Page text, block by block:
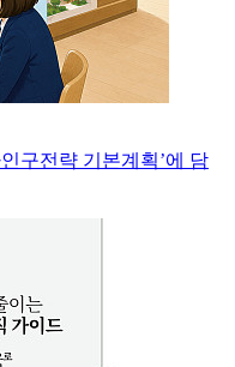
구전략 기본계획’에 담